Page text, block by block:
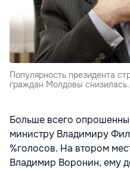
Популярность президента
граждан Молдовы снизилась.
Больше всего
министру Владимиру
%голосов. На втором
Владимир Воронин, ему